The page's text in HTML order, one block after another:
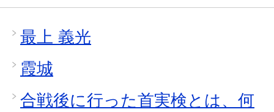
最上 義光
霞城
合戦後に行った首実検とは、何